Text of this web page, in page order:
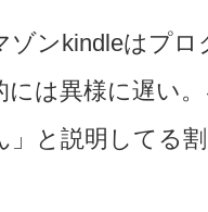
ゾンkindleはプ
には異様に遅い
」と説明してる